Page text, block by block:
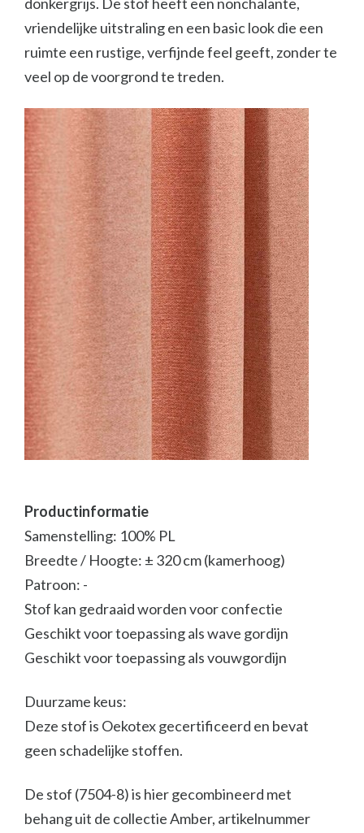
vriendelijke uitstraling en een basic look die een
ruimte een rustige, verfijnde feel geeft, zonder te
veel op de voorgrond te treden.
Productinformatie
Samenstelling: 100% PL
Breedte / Hoogte: ± 320 cm (kamerhoog)
Patroon: -
Stof kan gedraaid worden voor confectie
Geschikt voor toepassing als wave gordijn
Geschikt voor toepassing als vouwgordijn
Duurzame keus:
Deze stof is Oekotex gecertificeerd en bevat
geen schadelijke stoffen.
De stof (7504-8) is hier gecombineerd met
behang uit de collectie Amber, artikelnummer